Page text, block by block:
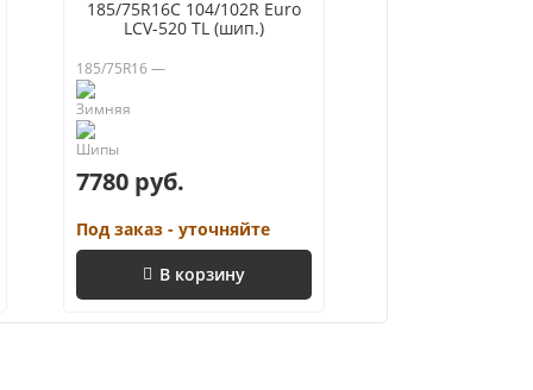
185/75R16C 104/102R Euro
LCV-520 TL (шип.)
185/75R16 —
7780 руб.
Под заказ - уточняйте
В корзину